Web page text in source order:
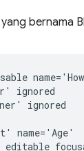
bernama
ignored
ignored
name='Age'